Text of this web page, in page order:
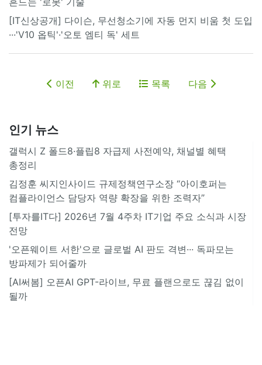
[IT신상공개] 다이슨, 무선청소기에 자동 먼지 비움 첫 도입
···'V10 옵틱'·'오토 엠티 독' 세트
이전 위로 목록 다음
인기 뉴스
갤럭시 Z 폴드8·플립8 자급제 사전예약, 채널별 혜택
총정리
김정훈 씨지인사이드 규제정책연구소장 “아이호퍼는
컴플라이언스 담당자 역량 확장을 위한 조력자”
[투자를IT다] 2026년 7월 4주차 IT기업 주요 소식과 시장
전망
'오픈웨이트 서한'으로 글로벌 AI 판도 격변··· 독파모는
방파제가 되어줄까
[AI써봄] 오픈AI GPT-라이브, 무료 플랜으로도 끊김 없이
될까